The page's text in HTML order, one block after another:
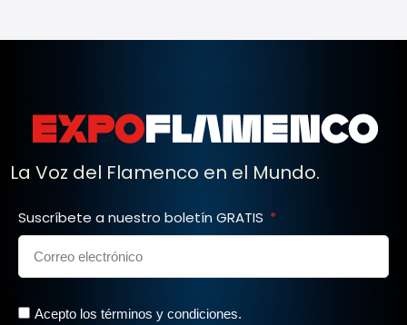
La Voz del Flamenco en el Mundo.
Suscríbete a nuestro boletín GRATIS
Acepto los términos y condiciones.